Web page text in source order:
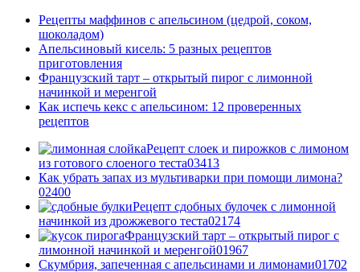
Рецепты маффинов с апельсином (цедрой, соком,
шоколадом)
Апельсиновый кисель: 5 разных рецептов
приготовления
Французский тарт – открытый пирог с лимонной
начинкой и меренгой
Как испечь кекс с апельсином: 12 проверенных
рецептов
Рецепт слоек и пирожков с лимоном
из готового слоеного теста03413
Как убрать запах из мультиварки при помощи лимона?
02400
Рецепт сдобных булочек с лимонной
начинкой из дрожжевого теста02174
Французский тарт – открытый пирог с
лимонной начинкой и меренгой01967
Скумбрия, запеченная с апельсинами и лимонами01702